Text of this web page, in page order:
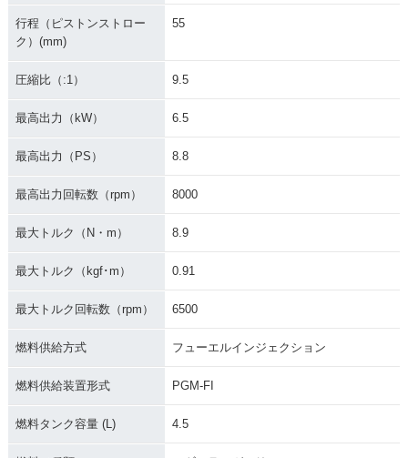
行程（ピストンストロー
ク）(mm)
55
圧縮比（:1） 9.5
最高出力（kW） 6.5
最高出力（PS） 8.8
最高出力回転数（rpm） 8000
最大トルク（N・m） 8.9
最大トルク（kgf･m） 0.91
最大トルク回転数（rpm） 6500
燃料供給方式 フューエルインジェクション
燃料供給装置形式 PGM-FI
燃料タンク容量 (L) 4.5